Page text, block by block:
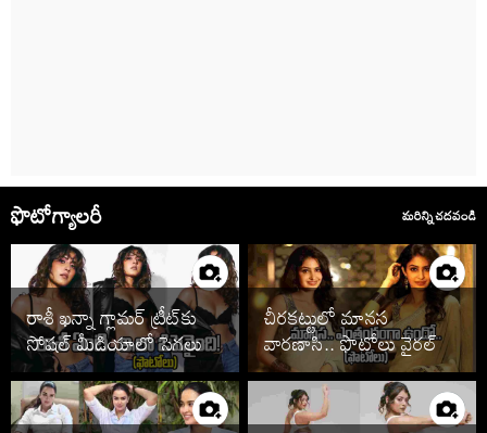
ఫొటోగ్యాలరీ మరిన్ని చదవండి
రాశీ ఖన్నా గ్లామర్ ట్రీట్‌కు
సోషల్ మీడియాలో సెగలు
చీరకట్టులో మానస
వారణాసి.. ఫొటోలు వైరల్